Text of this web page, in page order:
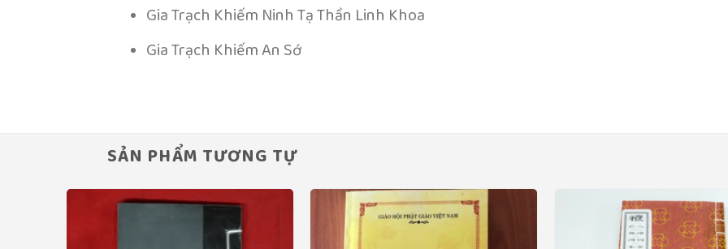
Gia Trạch Khiếm Ninh Tạ Thần Linh Khoa
Gia Trạch Khiếm An Sớ
SẢN PHẨM TƯƠNG TỰ